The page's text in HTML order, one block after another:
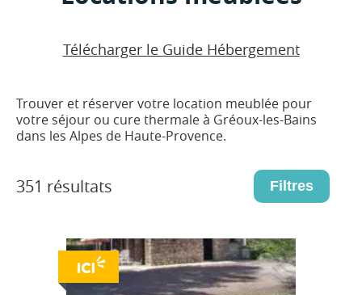
Télécharger le Guide Hébergement
Trouver et réserver votre location meublée pour
votre séjour ou cure thermale à Gréoux-les-Bains
dans les Alpes de Haute-Provence.
351 résultats Filtres